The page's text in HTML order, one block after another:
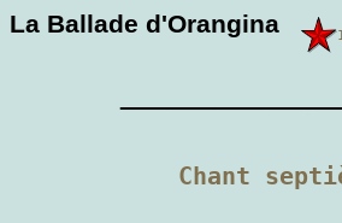
La Ballade d'Orangina 1
Chant